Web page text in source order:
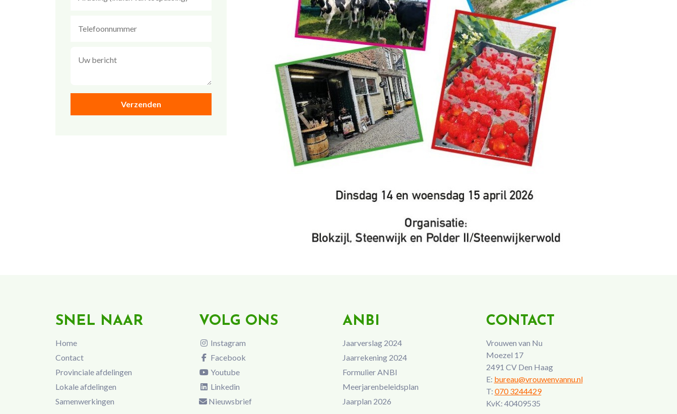
SNEL NAAR
Home
Contact
Provinciale afdelingen
Lokale afdelingen
Samenwerkingen
VOLG ONS
Instagram
Facebook
Youtube
Linkedin
Nieuwsbrief
ANBI
Jaarverslag 2024
Jaarrekening 2024
Formulier ANBI
Meerjarenbeleidsplan
Jaarplan 2026
CONTACT
Vrouwen van Nu
Moezel 17
2491 CV Den Haag
E: bureau@vrouwenvannu.nl
T: 070 3244429
KvK: 40409535